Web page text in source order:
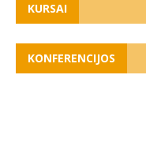
KURSAI
KONFERENCIJOS